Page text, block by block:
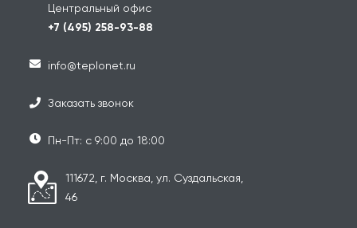
Центральный офис
+7 (495) 258-93-88
info@teplonet.ru
Заказать звонок
Пн-Пт: с 9:00 до 18:00
111672, г. Москва, ул. Суздальская,
46